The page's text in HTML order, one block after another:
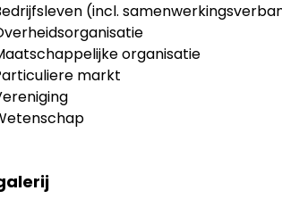
(incl.
organisatie
markt